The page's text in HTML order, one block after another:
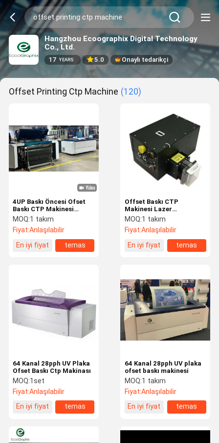
Hangzhou Ecoographix Digital Technology
Co., Ltd.
17 YEARS 5.0 Onaylı tedarikçi
Offset Printing Ctp Machine (120)
4UP Baskı Öncesi Ofset
Baskı CTP Makinesi
2400dpi 24 Kanal
Kullanımı Kolay
MOQ:1 takım
Fiyat:Anlaşılabilir
En iyi fiyat
temas
Offset Baskı CTP
Makinesi Lazer
Görüntüsü Başı Açıklayan
Yedek Parçalar
MOQ:1 takım
Fiyat:Anlaşılabilir
En iyi fiyat
temas
64 Kanal 28pph UV Plaka
Ofset Baskı Ctp Makinası
MOQ:1set
Fiyat:Anlaşılabilir
En iyi fiyat
temas
64 Kanal 28pph UV plaka
ofset baskı makinesi
MOQ:1 takım
Fiyat:Anlaşılabilir
En iyi fiyat
temas